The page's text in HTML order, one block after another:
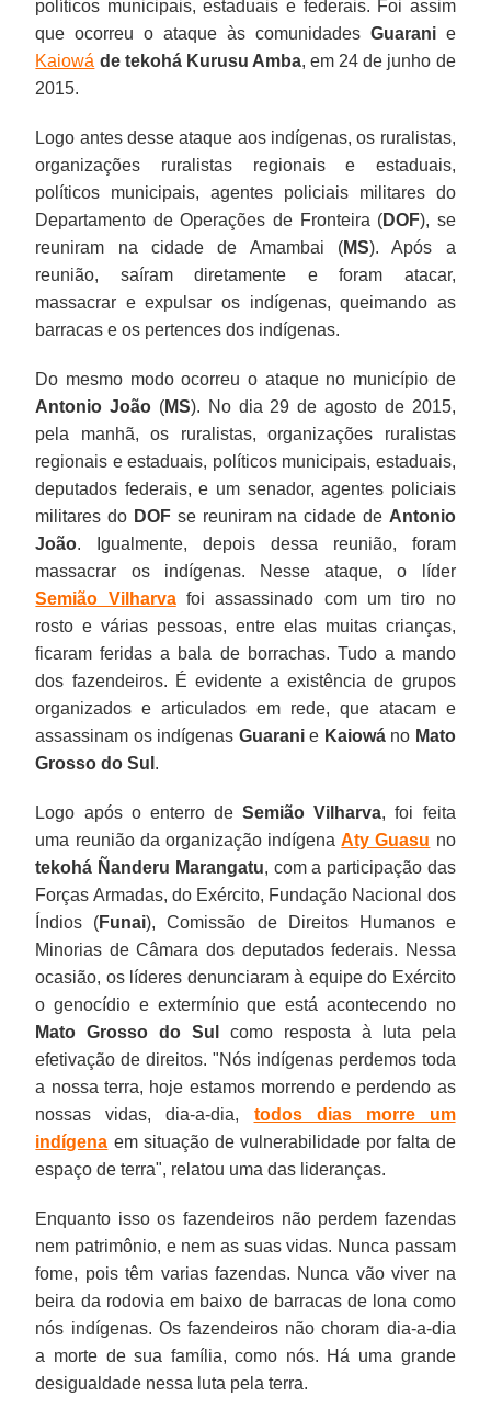
políticos municipais, estaduais e federais. Foi assim
que ocorreu o ataque às comunidades Guaranie
Kaiowá de tekohá Kurusu Amba, em 24 de junho de
2015.
Logo antes desse ataque aos indígenas, os ruralistas,
organizações ruralistas regionais e estaduais,
políticos municipais, agentes policiais militares do
Departamento de Operações de Fronteira (DOF), se
reuniram na cidade de Amambai (MS). Após a
reunião, saíram diretamente e foram atacar,
massacrar e expulsar os indígenas, queimando as
barracas e os pertences dos indígenas.
Do mesmo modo ocorreu o ataque no município de
Antonio João (MS). No dia 29 de agosto de 2015,
pela manhã, os ruralistas, organizações ruralistas
regionais e estaduais, políticos municipais, estaduais,
deputados federais, e um senador, agentes policiais
militares do DOFse reuniram na cidade de Antonio
João. Igualmente, depois dessa reunião, foram
massacrar os indígenas. Nesse ataque, o líder
Semião Vilharvafoi assassinado com um tiro no
rosto e várias pessoas, entre elas muitas crianças,
ficaram feridas a bala de borrachas. Tudo a mando
dos fazendeiros. É evidente a existência de grupos
organizados e articulados em rede, que atacam e
assassinam os indígenas Guaranie Kaiowáno Mato
Grosso do Sul .
Logo após o enterro deSemião Vilharva, foi feita
uma reunião da organização indígenaAty Guasu no
tekohá Ñanderu Marangatu, com a participação das
Forças Armadas, do Exército, Fundação Nacional dos
Índios (Funai), Comissão de Direitos Humanos e
Minorias de Câmara dos deputados federais. Nessa
ocasião, os líderes denunciaram à equipe do Exército
o genocídio e extermínio que está acontecendo no
Mato Grosso do Sul
como resposta à luta pela
efetivação de direitos. "Nós indígenas perdemos toda
a nossa terra, hoje estamos morrendo e perdendo as
nossas vidas, dia-a-dia, todos dias morre um
indígena em situação de vulnerabilidade por falta de
espaço de terra", relatou uma das lideranças.
Enquanto isso os fazendeiros não perdem fazendas
nem patrimônio, e nem as suas vidas. Nunca passam
fome, pois têm varias fazendas. Nunca vão viver na
beira da rodovia em baixo de barracas de lona como
nós indígenas. Os fazendeiros não choram dia-a-dia
a morte de sua família, como nós. Há uma grande
desigualdade nessa luta pela terra.